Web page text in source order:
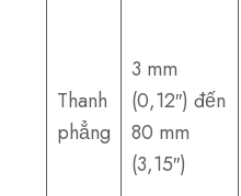
Thanh
phẳng
3 mm
(0,12″) đến
80 mm
(3,15″)